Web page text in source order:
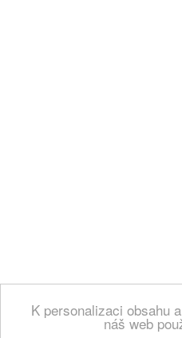
K personalizaci obsahu
náš web